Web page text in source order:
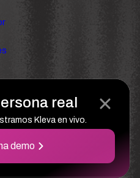
real
Kleva en vivo.
demo